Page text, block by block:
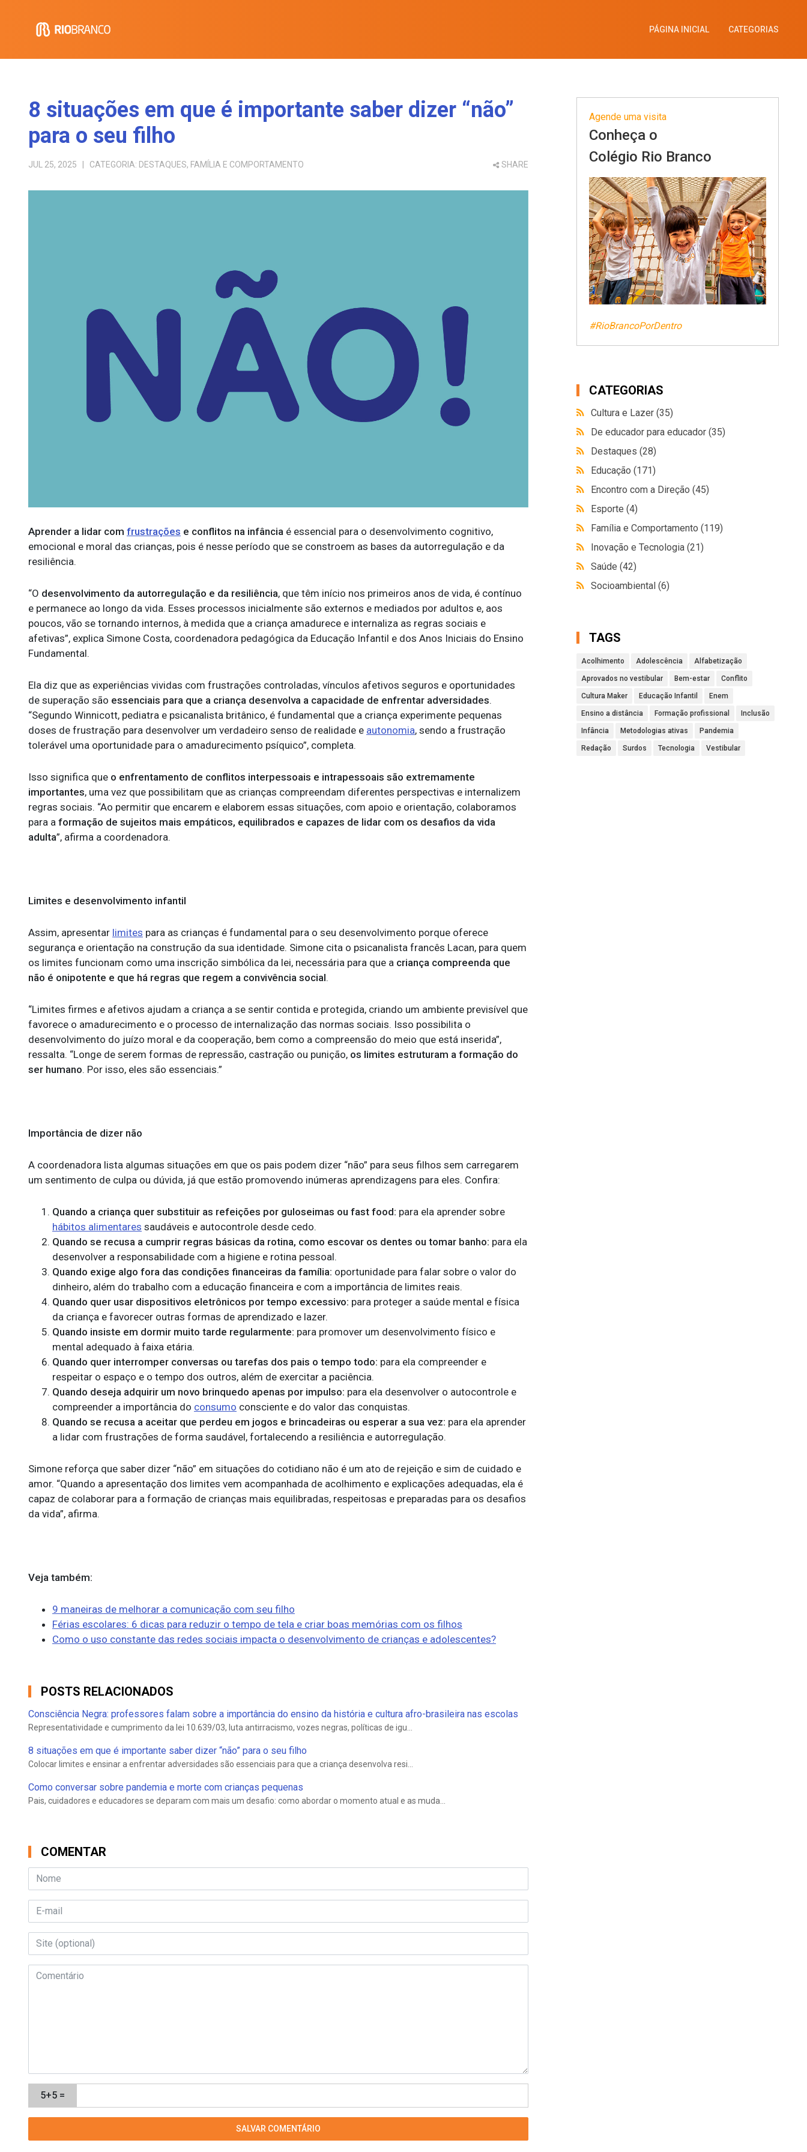
PÁGINA INICIAL CATEGORIAS
8 situações em que é importante saber dizer “não”
para o seu filho
JUL 25, 2025 | CATEGORIA: DESTAQUES, FAMÍLIA E COMPORTAMENTO SHARE
Aprender a lidar com frustrações e conflitos na infância é essencial para o desenvolvimento cognitivo,
emocional e moral das crianças, pois é nesse período que se constroem as bases da autorregulação e da
resiliência.
“O desenvolvimento da autorregulação e da resiliência, que têm início nos primeiros anos de vida, é contínuo
e permanece ao longo da vida. Esses processos inicialmente são externos e mediados por adultos e, aos
poucos, vão se tornando internos, à medida que a criança amadurece e internaliza as regras sociais e
afetivas”, explica Simone Costa, coordenadora pedagógica da Educação Infantil e dos Anos Iniciais do Ensino
Fundamental.
Ela diz que as experiências vividas com frustrações controladas, vínculos afetivos seguros e oportunidades
de superação são essenciais para que a criança desenvolva a capacidade de enfrentar adversidades.
“Segundo Winnicott, pediatra e psicanalista britânico, é fundamental que a criança experimente pequenas
doses de frustração para desenvolver um verdadeiro senso de realidade e autonomia, sendo a frustração
tolerável uma oportunidade para o amadurecimento psíquico”, completa.
Isso significa que o enfrentamento de conflitos interpessoais e intrapessoais são extremamente
importantes, uma vez que possibilitam que as crianças compreendam diferentes perspectivas e internalizem
regras sociais. “Ao permitir que encarem e elaborem essas situações, com apoio e orientação, colaboramos
para a formação de sujeitos mais empáticos, equilibrados e capazes de lidar com os desafios da vida
adulta”, afirma a coordenadora.
Limites e desenvolvimento infantil
Assim, apresentar limites para as crianças é fundamental para o seu desenvolvimento porque oferece
segurança e orientação na construção da sua identidade. Simone cita o psicanalista francês Lacan, para quem
os limites funcionam como uma inscrição simbólica da lei, necessária para que a criança compreenda que
não é onipotente e que há regras que regem a convivência social.
“Limites firmes e afetivos ajudam a criança a se sentir contida e protegida, criando um ambiente previsível que
favorece o amadurecimento e o processo de internalização das normas sociais. Isso possibilita o
desenvolvimento do juízo moral e da cooperação, bem como a compreensão do meio que está inserida”,
ressalta. “Longe de serem formas de repressão, castração ou punição, os limites estruturam a formação do
ser humano. Por isso, eles são essenciais.”
Importância de dizer não
A coordenadora lista algumas situações em que os pais podem dizer “não” para seus filhos sem carregarem
um sentimento de culpa ou dúvida, já que estão promovendo inúmeras aprendizagens para eles. Confira:
Quando a criança quer substituir as refeições por guloseimas ou fast food: para ela aprender sobre
hábitos alimentares saudáveis e autocontrole desde cedo.
Quando se recusa a cumprir regras básicas da rotina, como escovar os dentes ou tomar banho: para ela
desenvolver a responsabilidade com a higiene e rotina pessoal.
Quando exige algo fora das condições financeiras da família: oportunidade para falar sobre o valor do
dinheiro, além do trabalho com a educação financeira e com a importância de limites reais.
Quando quer usar dispositivos eletrônicos por tempo excessivo: para proteger a saúde mental e física
da criança e favorecer outras formas de aprendizado e lazer.
Quando insiste em dormir muito tarde regularmente: para promover um desenvolvimento físico e
mental adequado à faixa etária.
Quando quer interromper conversas ou tarefas dos pais o tempo todo: para ela compreender e
respeitar o espaço e o tempo dos outros, além de exercitar a paciência.
Quando deseja adquirir um novo brinquedo apenas por impulso: para ela desenvolver o autocontrole e
compreender a importância do consumo consciente e do valor das conquistas.
Quando se recusa a aceitar que perdeu em jogos e brincadeiras ou esperar a sua vez: para ela aprender
a lidar com frustrações de forma saudável, fortalecendo a resiliência e autorregulação.
Simone reforça que saber dizer “não” em situações do cotidiano não é um ato de rejeição e sim de cuidado e
amor. “Quando a apresentação dos limites vem acompanhada de acolhimento e explicações adequadas, ela é
capaz de colaborar para a formação de crianças mais equilibradas, respeitosas e preparadas para os desafios
da vida”, afirma.
Veja também:
9 maneiras de melhorar a comunicação com seu filho
Férias escolares: 6 dicas para reduzir o tempo de tela e criar boas memórias com os filhos
Como o uso constante das redes sociais impacta o desenvolvimento de crianças e adolescentes?
POSTS RELACIONADOS
Consciência Negra: professores falam sobre a importância do ensino da história e cultura afro-brasileira nas escolas
Representatividade e cumprimento da lei 10.639/03, luta antirracismo, vozes negras, políticas de igu...
8 situações em que é importante saber dizer “não” para o seu filho
Colocar limites e ensinar a enfrentar adversidades são essenciais para que a criança desenvolva resi...
Como conversar sobre pandemia e morte com crianças pequenas
Pais, cuidadores e educadores se deparam com mais um desafio: como abordar o momento atual e as muda...
COMENTAR
5+5 =
Agende uma visita
Conheça o
Colégio Rio Branco
#RioBrancoPorDentro
CATEGORIAS
Cultura e Lazer(35)
De educador para educador(35)
Destaques(28)
Educação(171)
Encontro com a Direção(45)
Esporte(4)
Família e Comportamento(119)
Inovação e Tecnologia(21)
Saúde(42)
Socioambiental(6)
TAGS
Acolhimento Adolescência Alfabetização
Aprovados no vestibular Bem-estar Conflito
Cultura Maker Educação Infantil Enem
Ensino a distância Formação profissional Inclusão
Infância Metodologias ativas Pandemia
Redação Surdos Tecnologia Vestibular